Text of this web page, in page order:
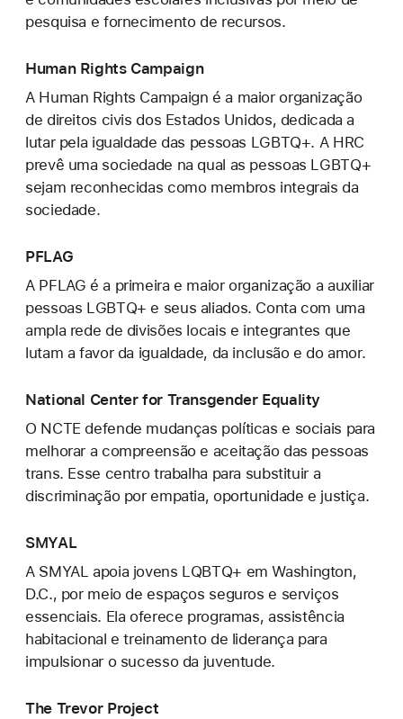
pesquisa e fornecimento de recursos.
Human Rights Campaign
A Human Rights Campaign é a maior organização
de direitos civis dos Estados Unidos, dedicada a
lutar pela igualdade das pessoas LGBTQ+. A HRC
prevê uma sociedade na qual as pessoas LGBTQ+
sejam reconhecidas como membros integrais da
sociedade.
PFLAG
A PFLAG é a primeira e maior organização a auxiliar
pessoas LGBTQ+ e seus aliados. Conta com uma
ampla rede de divisões locais e integrantes que
lutam a favor da igualdade, da inclusão e do amor.
National Center for Transgender Equality
O NCTE defende mudanças políticas e sociais para
melhorar a compreensão e aceitação das pessoas
trans. Esse centro trabalha para substituir a
discriminação por empatia, oportunidade e justiça.
SMYAL
A SMYAL apoia jovens LQBTQ+ em Washington,
D.C., por meio de espaços seguros e serviços
essenciais. Ela oferece programas, assistência
habitacional e treinamento de liderança para
impulsionar o sucesso da juventude.
The Trevor Project